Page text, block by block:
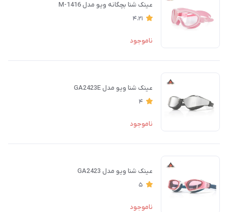
عینک شنا بچگانه ویو مدل M-1416
4.21
ناموجود
عینک شنا ویو مدل GA2423E
4
ناموجود
عینک شنا ویو مدل GA2423
5
ناموجود